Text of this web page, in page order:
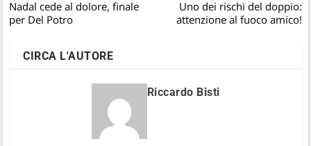
Nadal cede al dolore, finale
per Del Potro
Uno dei rischi del doppio:
attenzione al fuoco amico!
CIRCA L'AUTORE
Riccardo Bisti